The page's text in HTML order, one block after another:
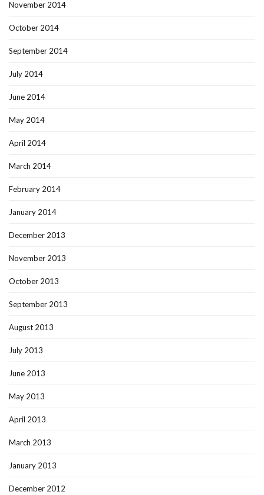
November 2014
October 2014
September 2014
July 2014
June 2014
May 2014
April 2014
March 2014
February 2014
January 2014
December 2013
November 2013
October 2013
September 2013
August 2013
July 2013
June 2013
May 2013
April 2013
March 2013
January 2013
December 2012